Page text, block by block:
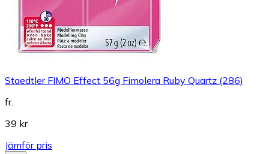
Staedtler FIMO Effect 56g Fimolera Ruby Quartz (286)
fr.
39 kr
Jämför pris